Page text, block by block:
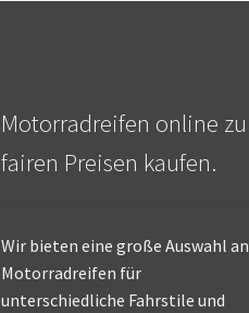
Motorradreifen online zu
fairen Preisen kaufen.
Wir bieten eine große Auswahl an
Motorradreifen für
unterschiedliche Fahrstile und